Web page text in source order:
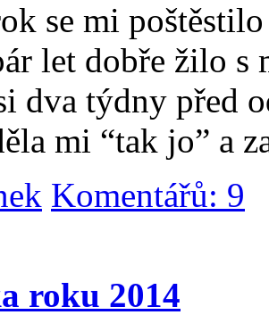
se mi
let dobře žilo
dva týdny před
mi “tak jo” a
Komentářů: 9
roku 2014